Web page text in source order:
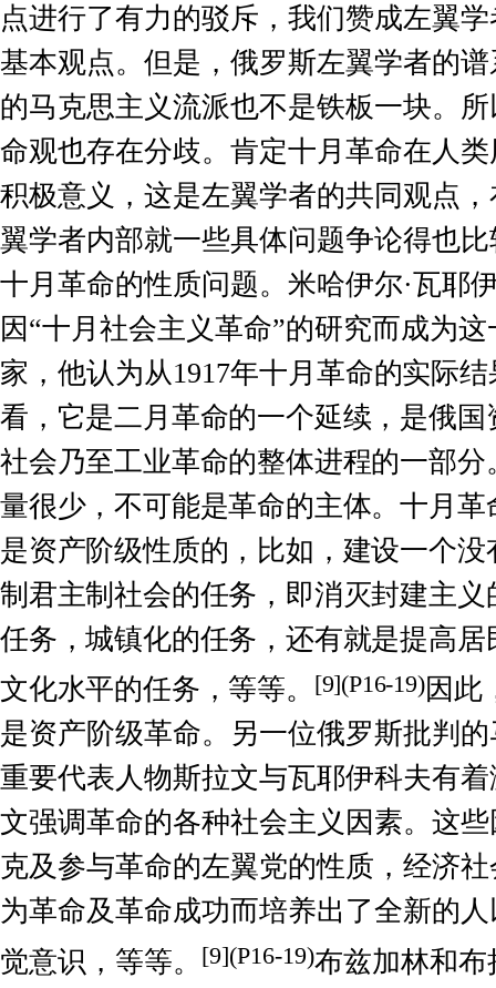
点进行了有力的驳斥，我们赞成左翼
基本观点。但是，俄罗斯左翼学者的
的马克思主义流派也不是铁板一块。
命观也存在分歧。肯定十月革命在人
积极意义，这是左翼学者的共同观点
翼学者内部就一些具体问题争论得也
十月革命的性质问题。米哈伊尔·瓦耶
因“十月社会主义革命”的研究而成为
家，他认为从1917年十月 革命的实际
看，它是二月革命的一个延续，是俄
社会乃至工业革命的整体进程的一部
量很少，不可能是革命的主体。十月
是资产阶级性质的，比如，建设一个
制君主制社会的任务，即消灭封建主
任务，城镇化的任务，还有就是提高
文化水平的任务，等等。
[9](P16-19)因此
是资产阶级革命。另一位俄罗斯批判
重要代表人物斯拉文与瓦耶伊科夫有
文强调革命的各种社会主义因素。这
克及参与革命的左翼党的性质，经济
为革命及革命成功而培养出了全新的
觉意识，等等。
[9](P16-19)布兹加林和